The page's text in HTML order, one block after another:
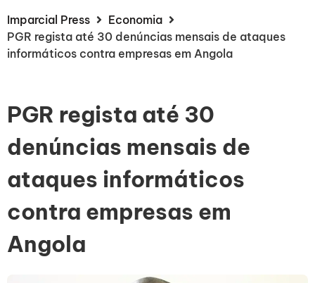
Imparcial Press
Economia
PGR regista até 30 denúncias mensais de ataques
informáticos contra empresas em Angola
PGR regista até 30
denúncias mensais de
ataques informáticos
contra empresas em
Angola